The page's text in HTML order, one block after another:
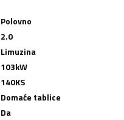
Polovno
2.0
Limuzina
103kW
140KS
Domaće tablice
Da